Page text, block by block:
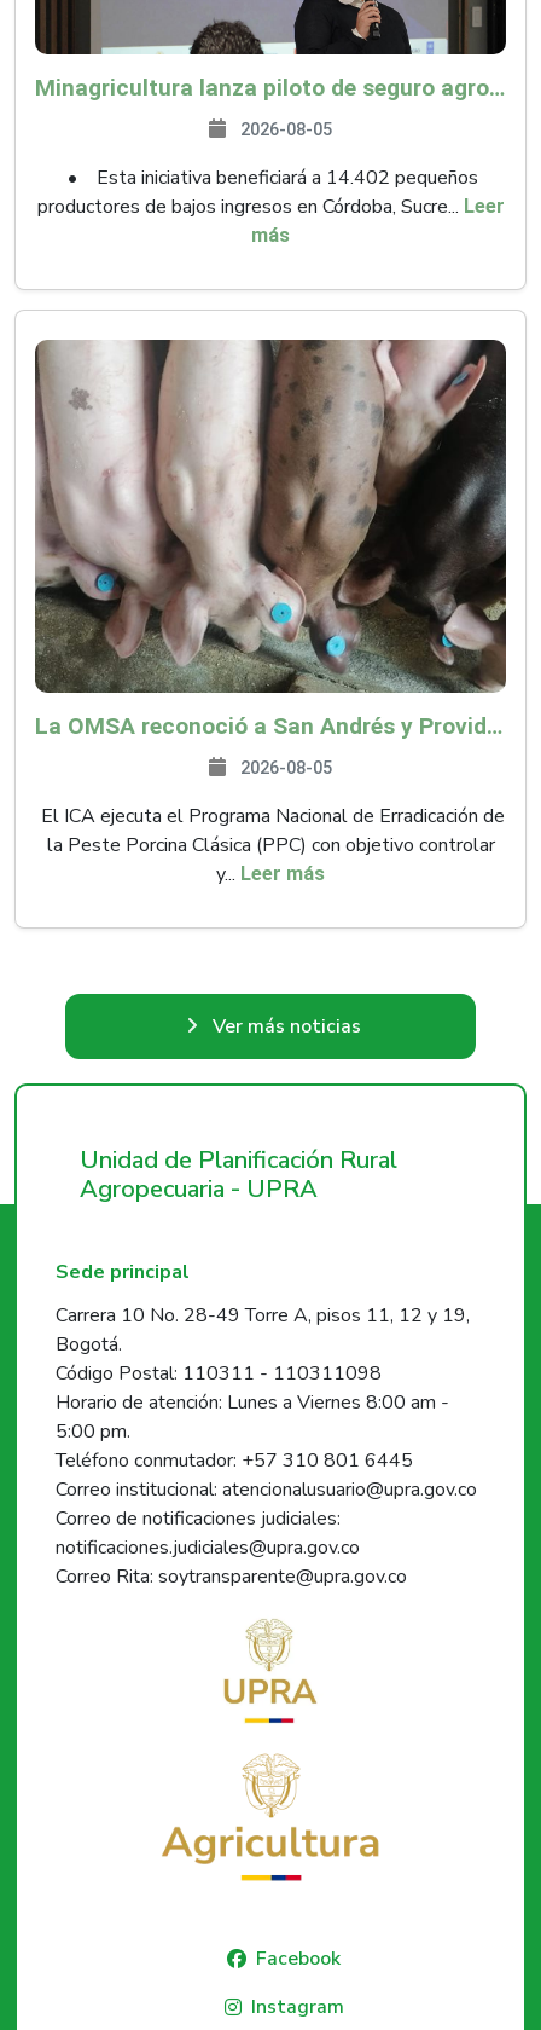
Minagricultura lanza piloto de seguro agropecuario por $9.625 millones para proteger a más de 14.000 pequeños productores contra riesgos del Fenómeno de El Niño
2026-08-05
• Esta iniciativa beneficiará a 14.402 pequeños
productores de bajos ingresos en Córdoba, Sucre... Leer
más
La OMSA reconoció a San Andrés y Providencia como zona libre de Peste Porcina Clásica (PPC)
2026-08-05
El ICA ejecuta el Programa Nacional de Erradicación de
la Peste Porcina Clásica (PPC) con objetivo controlar
y... Leer más
Ver más noticias
Unidad de Planificación Rural
Agropecuaria - UPRA
Sede principal
Carrera 10 No. 28-49 Torre A, pisos 11, 12 y 19,
Bogotá.
Código Postal: 110311 - 110311098
Horario de atención: Lunes a Viernes 8:00 am -
5:00 pm.
Teléfono conmutador: +57 310 801 6445
Correo institucional: atencionalusuario@upra.gov.co
Correo de notificaciones judiciales:
notificaciones.judiciales@upra.gov.co
Correo Rita: soytransparente@upra.gov.co
Facebook
Instagram